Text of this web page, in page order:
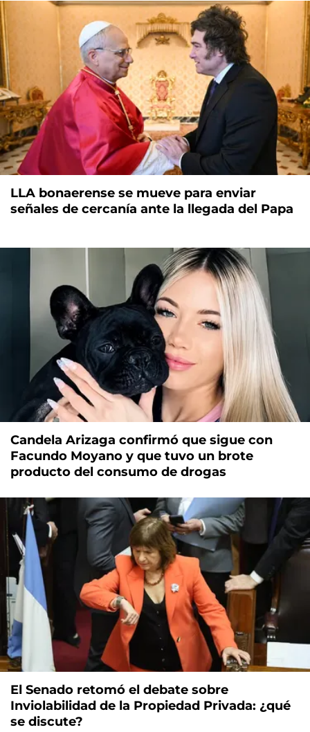
LLA bonaerense se mueve para enviar
señales de cercanía ante la llegada del Papa
Candela Arizaga confirmó que sigue con
Facundo Moyano y que tuvo un brote
producto del consumo de drogas
El Senado retomó el debate sobre
Inviolabilidad de la Propiedad Privada: ¿qué
se discute?